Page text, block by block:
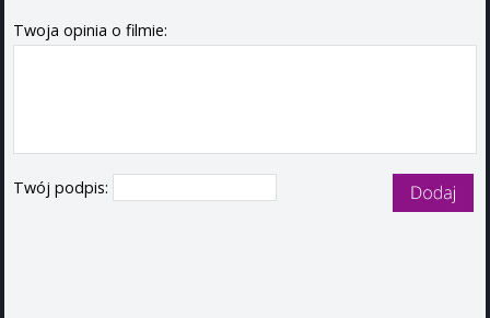
Twoja opinia o filmie:
Twój podpis: